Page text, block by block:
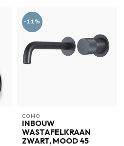
-11%
COMO
INBOUW
WASTAFELKRAAN
ZWART, MOOD 45